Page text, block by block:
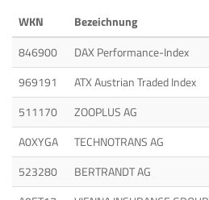
WKN
Bezeichnung
846900
DAX Performance-Index
969191
ATX Austrian Traded Index
511170
ZOOPLUS AG
A0XYGA
TECHNOTRANS AG
523280
BERTRANDT AG